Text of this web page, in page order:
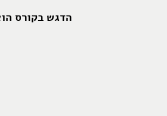
הדגש בקורס